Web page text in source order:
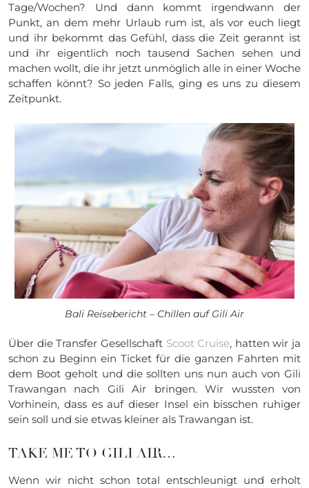
Tage/Wochen? Und dann kommt irgendwann der
Punkt, an dem mehr Urlaub rum ist, als vor euch liegt
und ihr bekommt das Gefühl, dass die Zeit gerannt ist
und ihr eigentlich noch tausend Sachen sehen und
machen wollt, die ihr jetzt unmöglich alle in einer Woche
schaffen könnt? So jeden Falls, ging es uns zu diesem
Zeitpunkt.
Bali Reisebericht – Chillen auf Gili Air
Über die Transfer Gesellschaft Scoot Cruise, hatten wir ja
schon zu Beginn ein Ticket für die ganzen Fahrten mit
dem Boot geholt und die sollten uns nun auch von Gili
Trawangan nach Gili Air bringen. Wir wussten von
Vorhinein, dass es auf dieser Insel ein bisschen ruhiger
sein soll und sie etwas kleiner als Trawangan ist.
TAKE ME TO GILI AIR…
Wenn wir nicht schon total entschleunigt und erholt